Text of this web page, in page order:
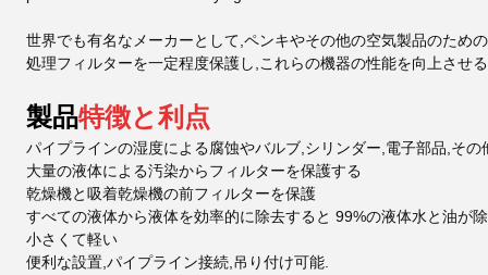
世界でも有名なメーカーとして,ペンキやその他の空気製品のため
処理フィルターを一定程度保護し,これらの機器の性能を向上させ
製品特徴と利点
パイプラインの湿度による腐蚀やバルブ,シリンダー,電子部品,その
大量の液体による汚染からフィルターを保護する
乾燥機と吸着乾燥機の前フィルターを保護
すべての液体から液体を効率的に除去すると 99%の液体水と油が
小さくて軽い
便利な設置,パイプライン接続,吊り付け可能.